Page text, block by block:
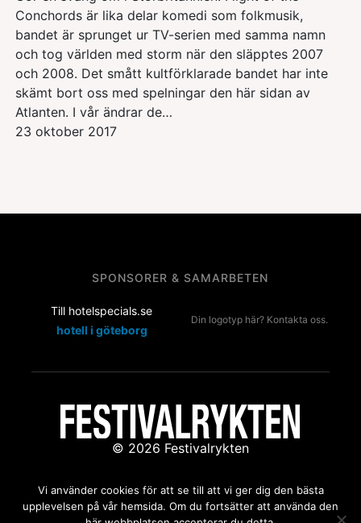
Conchords är lika delar komedi som folkmusik,
bandet är sprunget ur TV-serien med samma namn
och tog världen med storm när den släpptes 2007
och 2008. Det smått kultförklarade bandet har inte
skämt bort oss med spelningar den här sidan av
Atlanten. I vår ändrar de…
23 oktober 2017
SPONSORER & SAMARBETEN
Till hotelspecials.se
hotell i göteborg
Din logotyp här? Kontakta oss.
© 2026 Festivalrykten
Kontakta oss:redaktion@festivalrykten.se
Vi använder cookies för att se till att vi ger dig den bästa
upplevelsen på vår hemsida. Om du fortsätter att använda den